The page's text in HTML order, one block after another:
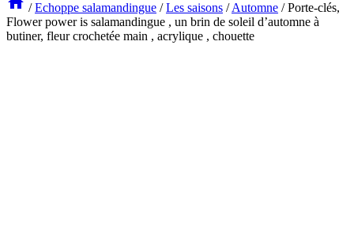
/ Echoppe salamandingue / Les saisons / Automne / Porte-clés,
Flower power is salamandingue , un brin de soleil d’automne à
butiner, fleur crochetée main , acrylique , chouette